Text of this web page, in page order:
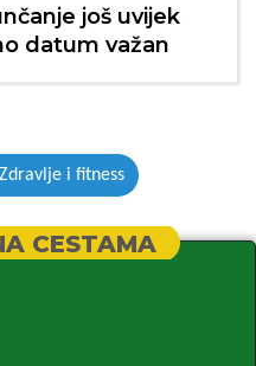
još uvijek
datum važan
i fitness
CESTAMA